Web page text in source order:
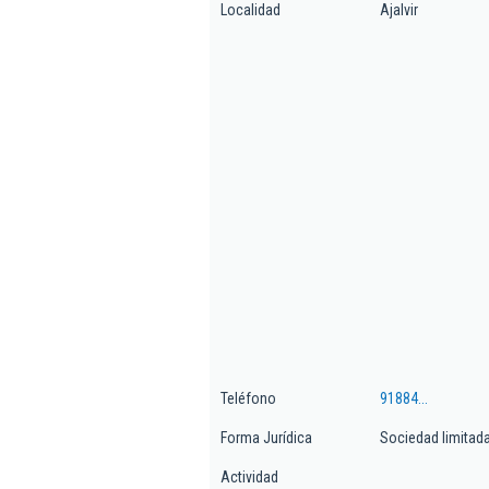
Localidad Ajalvir
Teléfono 91884...
Forma Jurídica Sociedad
Actividad